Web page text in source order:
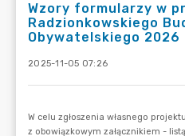
Wzory formularzy w
Radzionkowskiego
Obywatelskiego 2026
2025-11-05 07:26